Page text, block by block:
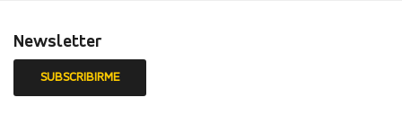
Newsletter